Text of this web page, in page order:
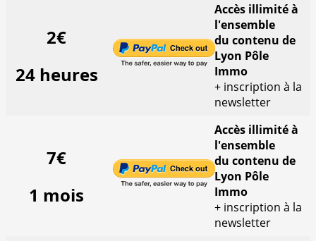
2€
24 heures
Accès illimité à
l'ensemble
du contenu de
Lyon Pôle
Immo
+ inscription à la
newsletter
7€
1 mois
Accès illimité à
l'ensemble
du contenu de
Lyon Pôle
Immo
+ inscription à la
newsletter